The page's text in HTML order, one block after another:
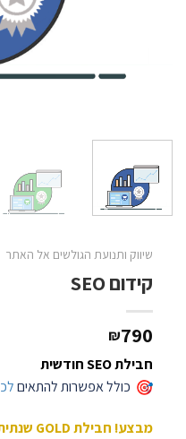
שיווק ותנועת הגולשים אל האתר
קידום SEO
₪790
חבילת SEO חודשית
כולל אפשרות להתאים
מבצע! חבילת GOLD שנתית: